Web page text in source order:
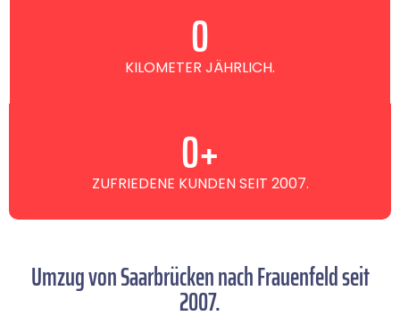
KILOMETER JÄHRLICH.
0
ZUFRIEDENE KUNDEN SEIT 2007.
0+
Umzug von Saarbrücken nach Frauenfeld seit
2007.